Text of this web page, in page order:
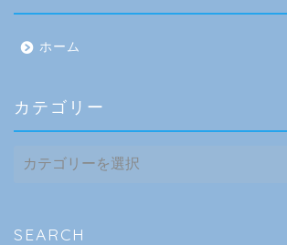
ホーム
カテゴリー
テ
ー
SEARCH